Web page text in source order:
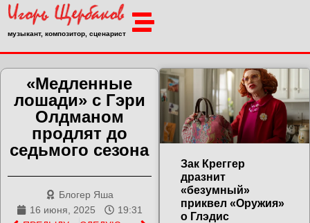
музыкант, композитор, сценарист
«Медленные
лошади» с Гэри
Олдманом
продлят до
седьмого сезона
Блогер Яша
16 июня, 2025
19:31
Зак Креггер
дразнит
«безумный»
приквел «Оружия»
о Глэдис